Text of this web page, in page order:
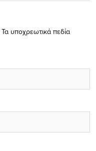
Τα υποχρεωτικά πεδία